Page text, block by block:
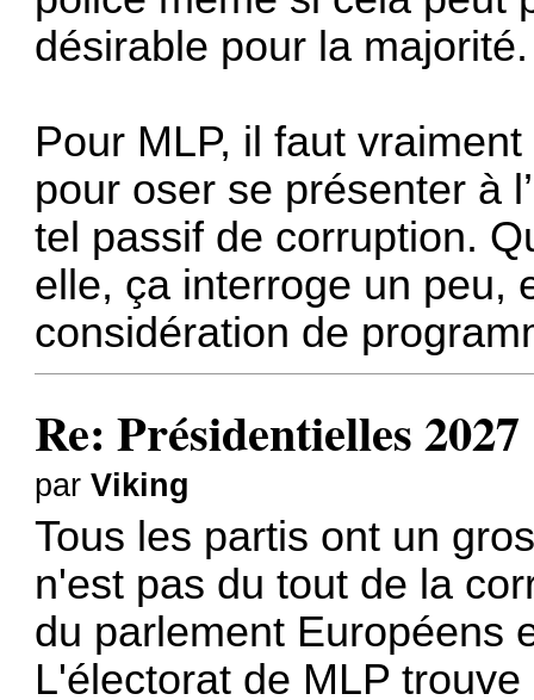
désirable pour la majorité.
Pour MLP, il faut
pour oser se présenter à
tel passif de corruption.
elle, ça interroge un peu,
considération de
Re: Présidentielles 2027
parViking
Tous les partis ont un
n'est pas du tout de la
du parlement Européens
L'électorat de MLP